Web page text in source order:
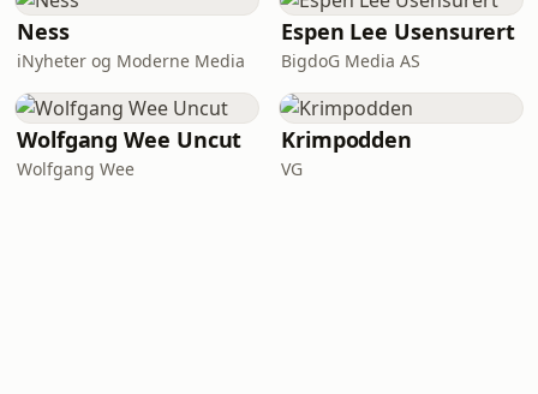
Ness
iNyheter og Moderne Media
Espen Lee Usensurert
BigdoG Media AS
Wolfgang Wee Uncut
Wolfgang Wee
Krimpodden
VG